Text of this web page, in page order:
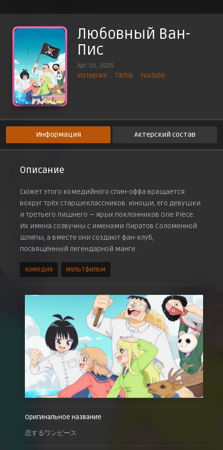
Любовный Ван-
Пис
Apr. 01, 2025
Instagram
TikTok YouTube
Информация Актерский состав
Описание
Сюжет этого комедийного спин-оффа вращается
вокруг трёх старшеклассников: юноши, его девушки
и третьего лишнего — ярых поклонников One Piece.
Их имена созвучны с именами Пиратов Соломенной
Шляпы, а вместе они создают фан-клуб,
посвящённый легендарной манге.
комедия мультфильм
Оригинальное название
恋するワンピース